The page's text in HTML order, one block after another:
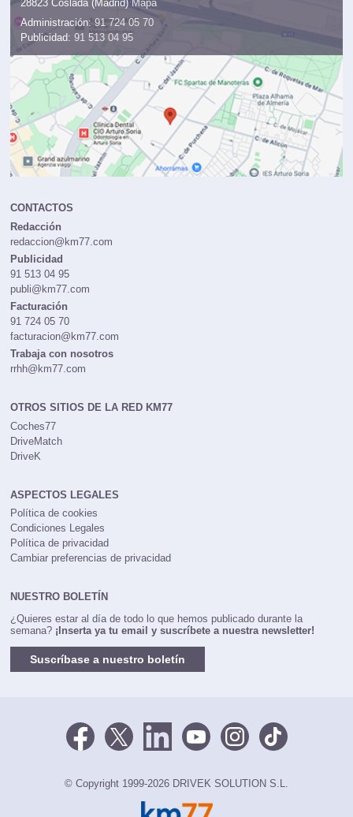
28823 Coslada (Madrid) Mapa
Administración: 91 724 05 70
Publicidad: 91 513 04 95
CONTACTOS
Redacción
redaccion@km77.com
Publicidad
91 513 04 95
publi@km77.com
Facturación
91 724 05 70
facturacion@km77.com
Trabaja con nosotros
rrhh@km77.com
OTROS SITIOS DE LA RED KM77
Coches77
DriveMatch
DriveK
ASPECTOS LEGALES
Política de cookies
Condiciones Legales
Política de privacidad
Cambiar preferencias de privacidad
NUESTRO BOLETÍN
¿Quieres estar al día de todo lo que hemos publicado durante la
semana? ¡Inserta ya tu email y suscríbete a nuestra newsletter!
Suscríbase a nuestro boletín
© Copyright 1999-2026 DRIVEK SOLUTION S.L.